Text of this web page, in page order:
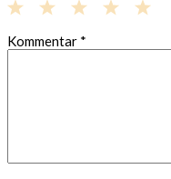
Stars
Stars
Stars
Stars
Star
Kommentar *